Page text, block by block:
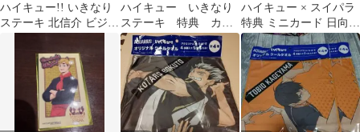
ハイキュー!! いきなり
ステーキ 北信介 ビジュ
ハイキュー いきなり
ステーキ 特典 カー
ド 宮治 アラン
ハイキュー × スイパラ
特典 ミニカード 日向翔
陽 影山飛雄